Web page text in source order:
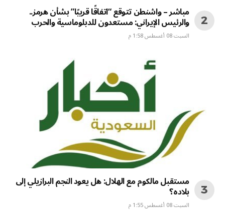
مباشر – واشنطن تتوقع “اتفاقًا قريبًا” بشأن هرمز..
والرئيس الإيراني: مستعدون للدبلوماسية والحرب
السبت 08 أغسطس 1:58 م
مستقبل مالكوم مع الهلال: هل يعود النجم البرازيلي إلى
بلاده؟
السبت 08 أغسطس 1:55 م